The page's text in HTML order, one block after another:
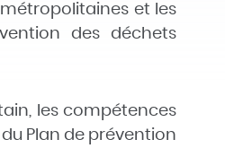
et les
des déchets
les compétences
Plan de prévention